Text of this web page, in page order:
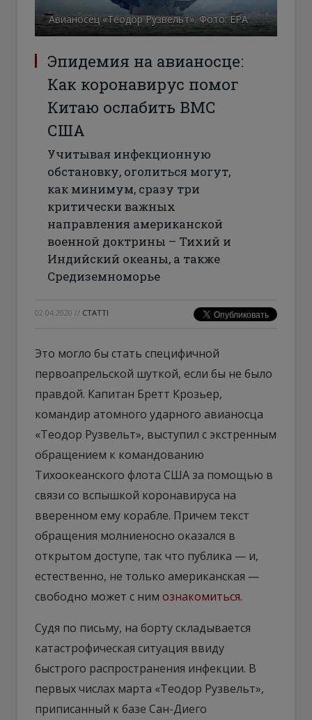
Авианосец «Теодор Рузвельт». Фото: ЕРА
Эпидемия на авианосце:
Как коронавирус помог
Китаю ослабить ВМС
США
Учитывая инфекционную
обстановку, оголиться могут,
как минимум, сразу три
критически важных
направления американской
военной доктрины – Тихий и
Индийский океаны, а также
Средиземноморье
02.04.2020 // СТАТТІ
Это могло бы стать специфичной
первоапрельской шуткой, если бы не было
правдой. Капитан Бретт Крозьер,
командир атомного ударного авианосца
«Теодор Рузвельт», выступил с экстренным
обращением к командованию
Тихоокеанского флота США за помощью в
связи со вспышкой коронавируса на
вверенном ему корабле. Причем текст
обращения молниеносно оказался в
открытом доступе, так что публика — и,
естественно, не только американская —
свободно может с ним ознакомиться.
Судя по письму, на борту складывается
катастрофическая ситуация ввиду
быстрого распространения инфекции. В
первых числах марта «Теодор Рузвельт»,
приписанный к базе Сан-Диего